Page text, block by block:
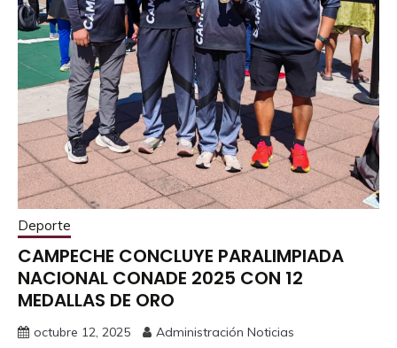
Deporte
CAMPECHE CONCLUYE PARALIMPIADA
NACIONAL CONADE 2025 CON 12
MEDALLAS DE ORO
octubre 12, 2025 Administración Noticias